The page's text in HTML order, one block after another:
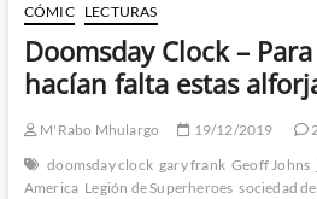
CÓMIC LECTURAS
Doomsday Clock –
hacían falta estas
M'Rabo Mhulargo 19/12/2019
doomsday clock gary frank Geoff Johns
America Legión de Superheroes sociedad